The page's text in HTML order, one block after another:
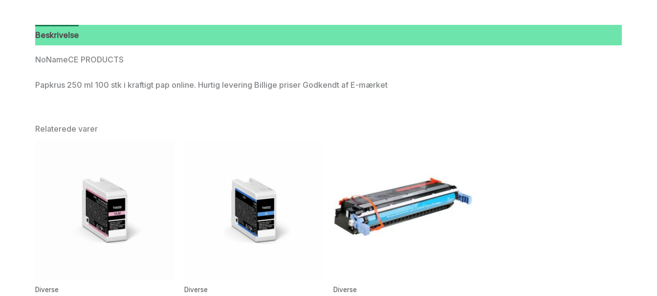
Beskrivelse
NoNameCE PRODUCTS
Papkrus 250 ml 100 stk i kraftigt pap online. Hurtig levering Billige priser Godkendt af E-mærket
Relaterede varer
Diverse Diverse Diverse